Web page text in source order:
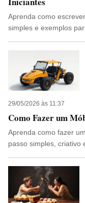
Aprenda como
simples e exemplos
29/05/2026 às 11:37
Como Fazer um
Aprenda como fazer
passo simples, criativo